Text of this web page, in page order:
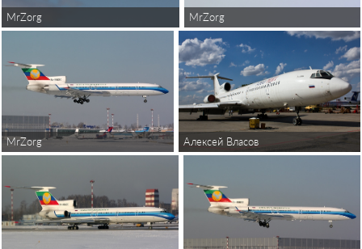
MrZorg MrZorg
MrZorg Алексей Власов